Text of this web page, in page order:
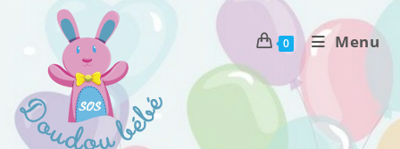
0 Menu